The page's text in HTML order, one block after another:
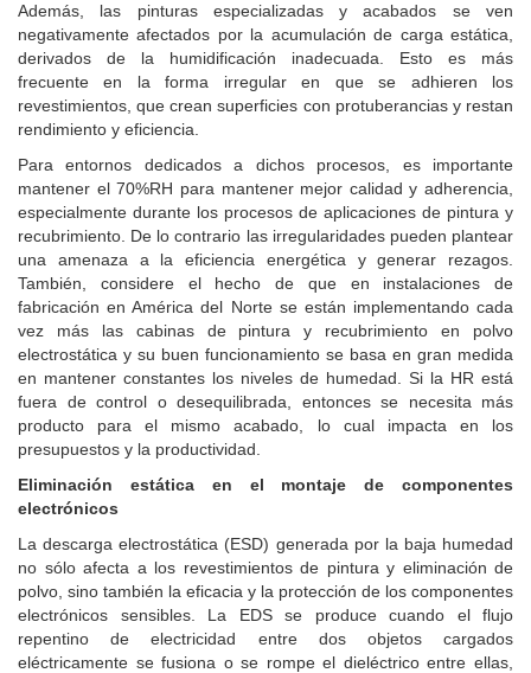
Además, las pinturas especializadas y acabados se ven
negativamente afectados por la acumulación de carga estática,
derivados de la humidificación inadecuada. Esto es más
frecuente en la forma irregular en que se adhieren los
revestimientos, que crean superficies con protuberancias y restan
rendimiento y eficiencia.
Para entornos dedicados a dichos procesos, es importante
mantener el 70%RH para mantener mejor calidad y adherencia,
especialmente durante los procesos de aplicaciones de pintura y
recubrimiento. De lo contrario las irregularidades pueden plantear
una amenaza a la eficiencia energética y generar rezagos.
También, considere el hecho de que en instalaciones de
fabricación en América del Norte se están implementando cada
vez más las cabinas de pintura y recubrimiento en polvo
electrostática y su buen funcionamiento se basa en gran medida
en mantener constantes los niveles de humedad. Si la HR está
fuera de control o desequilibrada, entonces se necesita más
producto para el mismo acabado, lo cual impacta en los
presupuestos y la productividad.
Eliminación estática en el montaje de componentes
electrónicos
La descarga electrostática (ESD) generada por la baja humedad
no sólo afecta a los revestimientos de pintura y eliminación de
polvo, sino también la eficacia y la protección de los componentes
electrónicos sensibles. La EDS se produce cuando el flujo
repentino de electricidad entre dos objetos cargados
eléctricamente se fusiona o se rompe el dieléctrico entre ellas,